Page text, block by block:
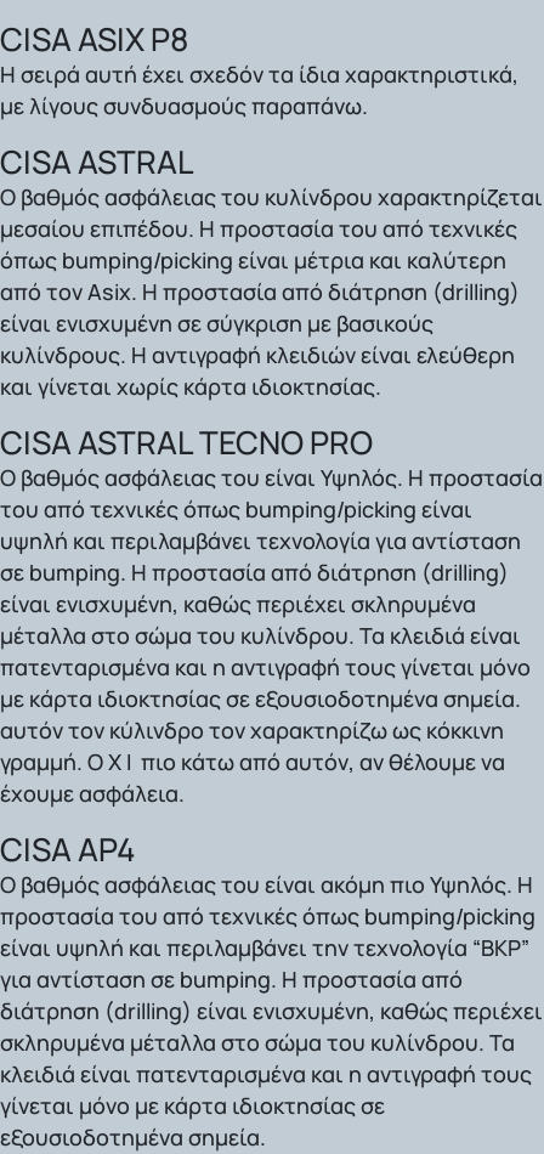
CISA ASIX P8
Η σειρά αυτή έχει σχεδόν τα ίδια χαρακτηριστικά,
με λίγους συνδυασμούς παραπάνω.
CISA ASTRAL
Ο βαθμός ασφάλειας του κυλίνδρου χαρακτηρίζεται
μεσαίου επιπέδου. Η προστασία του από τεχνικές
όπως bumping/picking είναι μέτρια και καλύτερη
από τον Asix. Η προστασία από διάτρηση (drilling)
είναι ενισχυμένη σε σύγκριση με βασικούς
κυλίνδρους. Η αντιγραφή κλειδιών είναι ελεύθερη
και γίνεται χωρίς κάρτα ιδιοκτησίας.
CISA ASTRAL TECNO PRO
Ο βαθμός ασφάλειας του είναι Υψηλός. Η προστασία
του από τεχνικές όπως bumping/picking είναι
υψηλή και περιλαμβάνει τεχνολογία για αντίσταση
σε bumping. Η προστασία από διάτρηση (drilling)
είναι ενισχυμένη, καθώς περιέχει σκληρυμένα
μέταλλα στο σώμα του κυλίνδρου. Τα κλειδιά είναι
πατενταρισμένα και η αντιγραφή τους γίνεται μόνο
με κάρτα ιδιοκτησίας σε εξουσιοδοτημένα σημεία.
αυτόν τον κύλινδρο τον χαρακτηρίζω ως κόκκινη
γραμμή. Ο Χ Ι πιο κάτω από αυτόν, αν θέλουμε να
έχουμε ασφάλεια.
CISA AP4
Ο βαθμός ασφάλειας του είναι ακόμη πιο Υψηλός. Η
προστασία του από τεχνικές όπως bumping/picking
είναι υψηλή και περιλαμβάνει την τεχνολογία “BKP”
για αντίσταση σε bumping. Η προστασία από
διάτρηση (drilling) είναι ενισχυμένη, καθώς περιέχει
σκληρυμένα μέταλλα στο σώμα του κυλίνδρου. Τα
κλειδιά είναι πατενταρισμένα και η αντιγραφή τους
γίνεται μόνο με κάρτα ιδιοκτησίας σε
εξουσιοδοτημένα σημεία.